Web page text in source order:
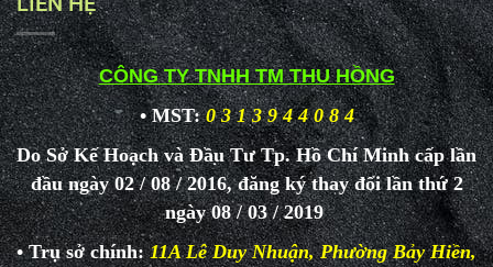
CÔNG TY TNHH TM THU HỒNG
• MST: 0 3 1 3 9 4 4 0 8 4
Do Sở Kế Hoạch và Đầu Tư Tp. Hồ Chí Minh cấp lần
đầu ngày 02 / 08 / 2016, đăng ký thay đổi lần thứ 2
ngày 08 / 03 / 2019
• Trụ sở chính:11A Lê Duy Nhuận, Phường Bảy Hiền,